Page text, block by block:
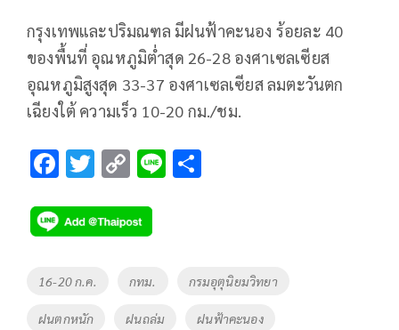
กรุงเทพและปริมณฑล มีฝนฟ้าคะนอง ร้อยละ 40
ของพื้นที่ อุณหภูมิต่ำสุด 26-28 องศาเซลเซียส
อุณหภูมิสูงสุด 33-37 องศาเซลเซียส ลมตะวันตก
เฉียงใต้ ความเร็ว 10-20 กม./ชม.
F
e
b
o
o
T
tt
er
C
p
y
Li
n
Li
Tags
16-20 ก.ค. กทม. กรมอุตุนิยมวิทยา
ฝนตกหนัก ฝนถล่ม ฝนฟ้าคะนอง